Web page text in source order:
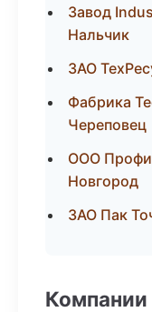
Завод
Нальчик
ЗАО
Фабрика
Череповец
ООО Профи
Новгород
ЗАО Пак
Компании